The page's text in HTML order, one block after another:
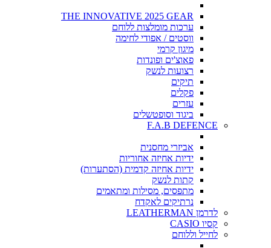
THE INNOVATIVE 2025 GEAR
ערכות מומלצות ללוחם
ווסטים / אפודי לחימה
מיגון קרמי
פאוצ'ים ופונדות
רצועות לנשק
תיקים
פקלים
עזרים
ביגוד וסופטשלים
F.A.B DEFENCE
אביזרי מחסנית
ידיות אחיזה אחוריות
ידיות אחיזה קדמית (הסתערות)
קתות לנשק
מתפסים, מסילות ומתאמים
נרתיקים לאקדח
לדרמן LEATHERMAN
קסיו CASIO
לחייל וללוחם